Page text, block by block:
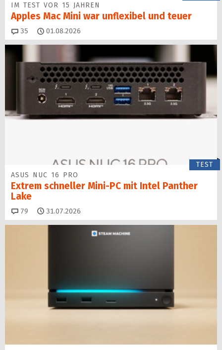
IM TEST VOR 15 JAHREN
Apples Mac Mini war unflexibel und teuer
35 Kommentare
01.08.2026
TEST
ASUS NUC 16 PRO
Extrem schneller Mini-PC mit Intel Panther
Lake
79 Kommentare
31.07.2026